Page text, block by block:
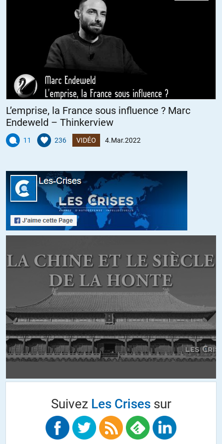
ALERTER
Fernet Branca//07.03.2022 à 16h07
L’avancée peut continuer à suivre son petit bonhomme de chemin à
la vitesse de l’escargot , pendant ce temps les frappes israéliennes
peuvent toucher d’autres habitants de la région que les Palestiniens.
Sur RFI dépêche d’agence de ce lundi 7 mars
Syrie: deux civils ont été tués lors de frappes israéliennes près de
Damas (agence)
Publié le 07/03/2022 – 10:05
presse officielle SANA. Les «systèmes de défense ont intercepté la
plupart des missiles» mais «deux civils ont été tués et des dégâts
matériels infligés» lors de ces frappes menées avant l’aube contre
des positions au sud de Damas, a rapporté sans plus de détails
l’agence syrienne, citant une source militaire. Selon l’Observatoire
syrien des droits de l’homme (OSDH), les frappes ont visé «un dépôt
d’armes et de munitions exploité par des milices soutenues par l’Iran
+3
Daniel//07.03.2022 à 21h06
Suite à une conférence sur le sujet de la CPI et de la Palestine, Il faut
noter que l’intérêt de cette procédure est que la Palestine est
reconnue comme un Etat. on voit enfin le bout du tunnel : « la
Chambre a par ailleurs estimé, à l’unanimité, que la Palestine était un
https://news.un.org/fr/story/2021/03/1090822
ou tout autre solution ayant comme base : la Paix par le
développement
ALERTER
L’emprise, la France sous influence ? Marc
Endeweld – Thinkerview
11 236 VIDÉO 4.Mar.2022
Suivez Les Crisessur